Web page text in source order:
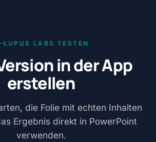
LUPUS LABS TESTEN
in der App
erstellen
die Folie mit echten Inhalten
Ergebnis direkt in PowerPoint
verwenden.